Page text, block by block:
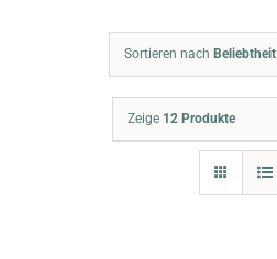
Sortieren nach Beliebtheit
Zeige 12 Produkte